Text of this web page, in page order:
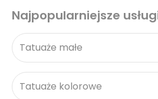
Najpopularniejsze
Tatuaże małe
Tatuaże kolorowe